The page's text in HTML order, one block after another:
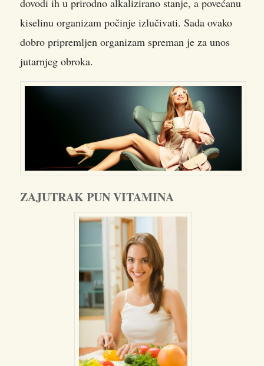
kiselinu organizam počinje izlučivati. Sada ovako
dobro pripremljen organizam spreman je za unos
jutarnjeg obroka.
ZAJUTRAK PUN VITAMINA